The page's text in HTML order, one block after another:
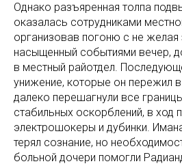
Однако разъяренная толпа
оказалась сотрудниками
организовав погоню с не
насыщенный событиями вечер,
в местный райотдел.
унижение, которые он пережил в
далеко перешагнули все
стабильных оскорблений, в ход
электрошокеры и дубинки.
терял сознание, но
больной дочери помогли